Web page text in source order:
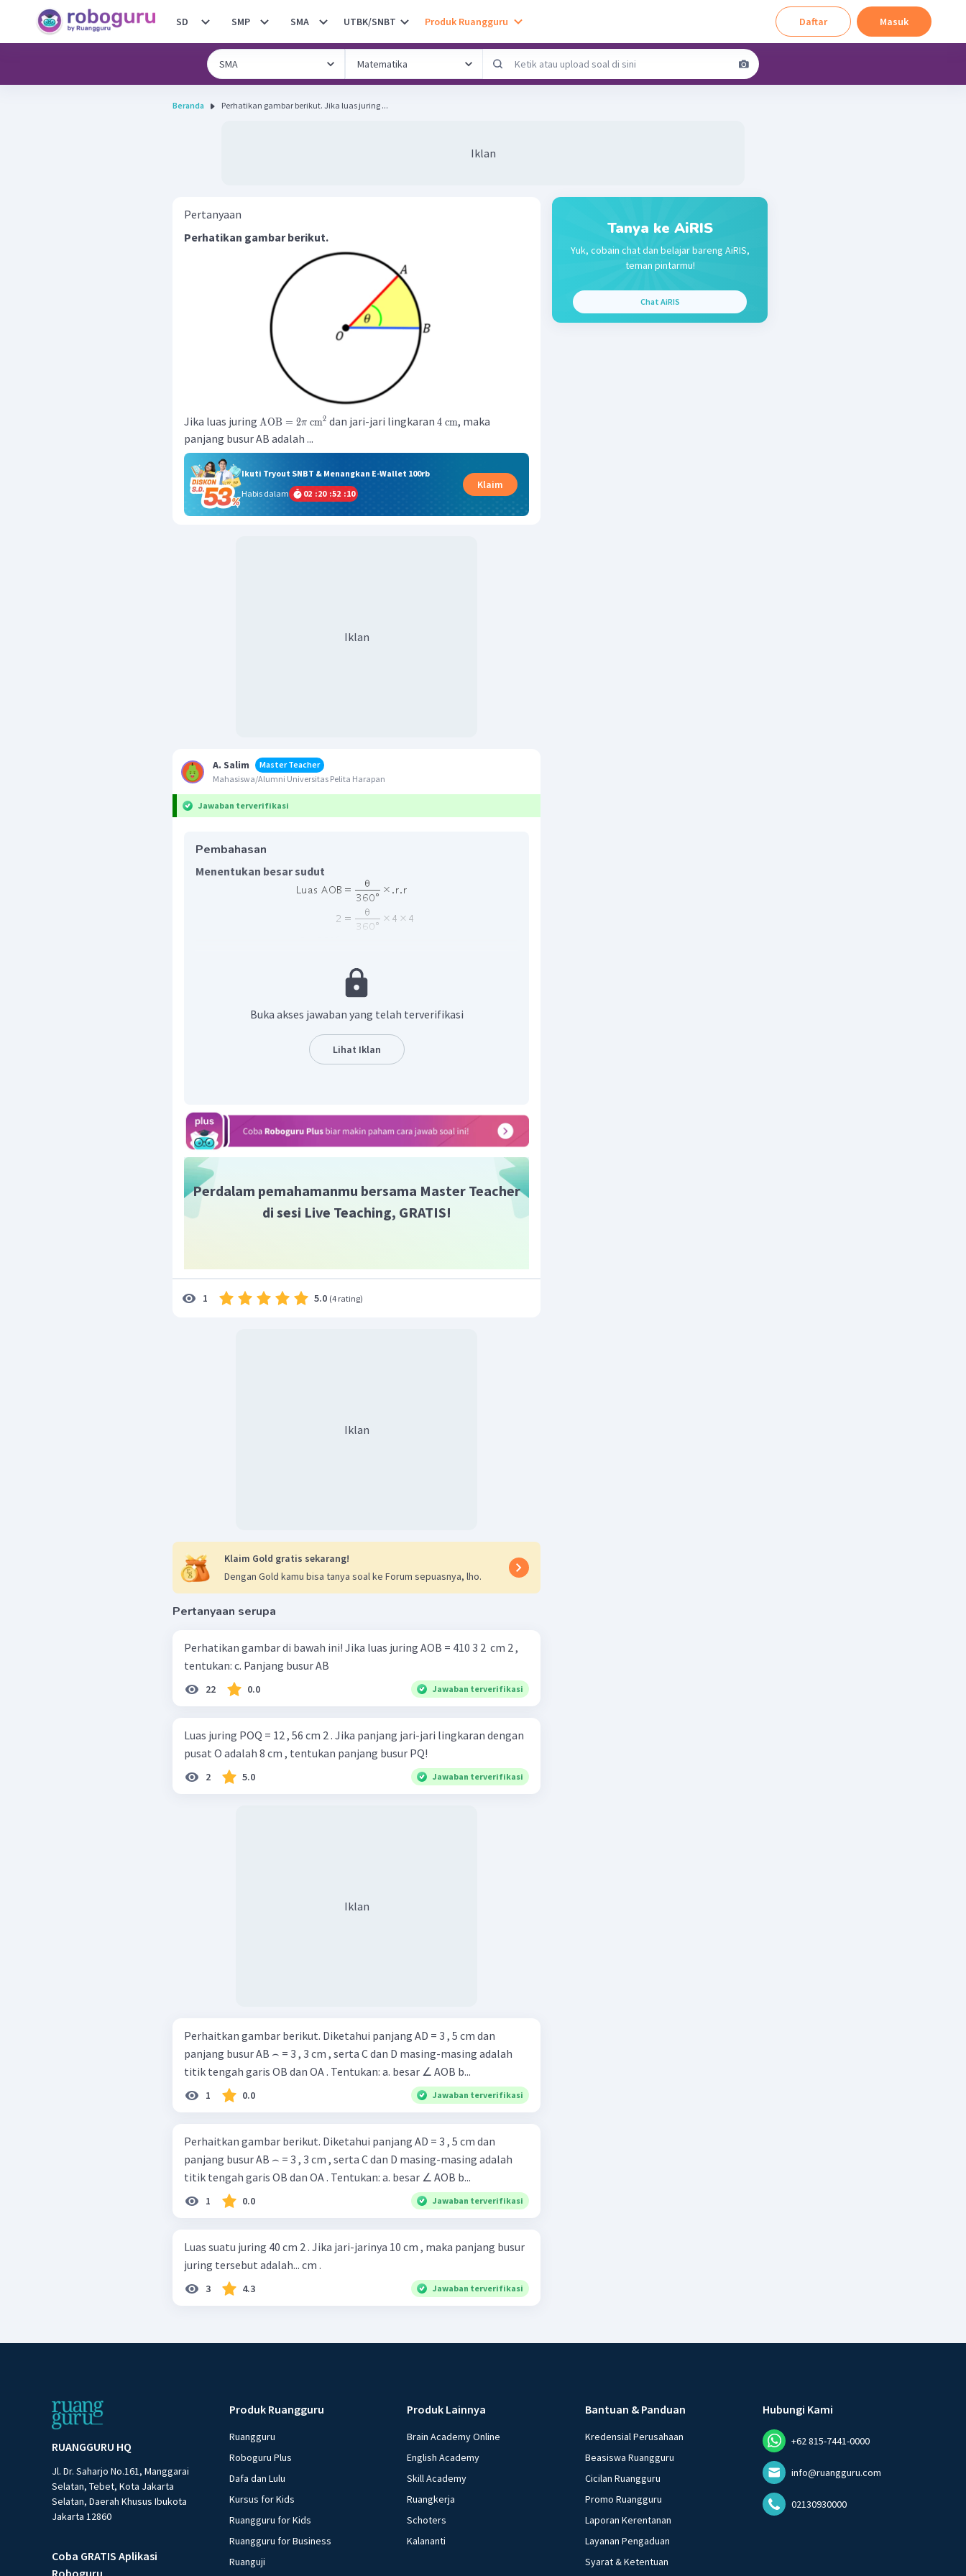
SD SMP SMA UTBK/SNBT Produk Ruangguru Daftar Masuk
Beranda Perhatikan gambar berikut. Jika luas juring ...
Iklan
Pertanyaan
Perhatikan gambar berikut.
Jika luas juring AOB = 2π cm2 dan jari-jari lingkaran4 cm, maka
panjang busur AB adalah ...
Ikuti Tryout SNBT & Menangkan E-Wallet 100rb
Habis dalam
02 :20 :52 :10
Klaim
Iklan
A. Salim
Master Teacher
Mahasiswa/Alumni Universitas Pelita Harapan
Jawaban terverifikasi
Pembahasan
Menentukan besar sudut
Menentukan panjang busur AB
Buka akses jawaban yang telah terverifikasi
Lihat Iklan
Perdalam pemahamanmu bersama Master Teacher
di sesi Live Teaching, GRATIS!
1 5.0 (4 rating)
Iklan
Klaim Gold gratis sekarang!
Dengan Gold kamu bisa tanya soal ke Forum sepuasnya, lho.
Pertanyaan serupa
Perhatikan gambar di bawah ini! Jika luas juring AOB = 410 3 2 ​ cm 2 ,
tentukan: c. Panjang busur AB
22 0.0 Jawaban terverifikasi
Luas juring POQ = 12 , 56 cm 2 . Jika panjang jari-jari lingkaran dengan
pusat O adalah 8 cm , tentukan panjang busur PQ!
2 5.0 Jawaban terverifikasi
Iklan
Perhaitkan gambar berikut. Diketahui panjang AD = 3 , 5 cm dan
panjang busur AB ⌢ = 3 , 3 cm , serta C dan D masing-masing adalah
titik tengah garis OB dan OA . Tentukan: a. besar ∠ AOB b...
1 0.0 Jawaban terverifikasi
Perhaitkan gambar berikut. Diketahui panjang AD = 3 , 5 cm dan
panjang busur AB ⌢ = 3 , 3 cm , serta C dan D masing-masing adalah
titik tengah garis OB dan OA . Tentukan: a. besar ∠ AOB b...
1 0.0 Jawaban terverifikasi
Luas suatu juring 40 cm 2 . Jika jari-jarinya 10 cm , maka panjang busur
juring tersebut adalah... cm .
3 4.3 Jawaban terverifikasi
Tanya ke AiRIS
Yuk, cobain chat dan belajar bareng AiRIS,
teman pintarmu!
Chat AiRIS
RUANGGURU HQ
Jl. Dr. Saharjo No.161, Manggarai
Selatan, Tebet, Kota Jakarta
Selatan, Daerah Khusus Ibukota
Jakarta 12860
Coba GRATIS Aplikasi
Produk Ruangguru
Ruangguru
Roboguru Plus
Dafa dan Lulu
Kursus for Kids
Ruangguru for Kids
Ruangguru for Business
Ruanguji
Produk Lainnya
Brain Academy Online
English Academy
Skill Academy
Ruangkerja
Schoters
Kalananti
Bantuan & Panduan
Kredensial Perusahaan
Beasiswa Ruangguru
Cicilan Ruangguru
Promo Ruangguru
Laporan Kerentanan
Layanan Pengaduan
Syarat & Ketentuan
Hubungi Kami
+62 815-7441-0000
info@ruangguru.com
02130930000